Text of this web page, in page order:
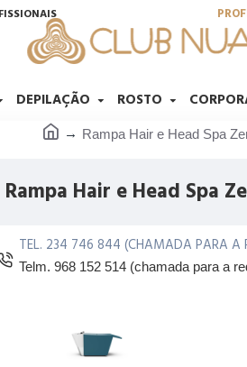
DEPILAÇÃO ROSTO
Rampa Hair e Head Spa
Rampa Hair e Head Spa
TEL. 234 746 844 (CHAMADA PARA A
Telm. 968 152 514 (chamada para a